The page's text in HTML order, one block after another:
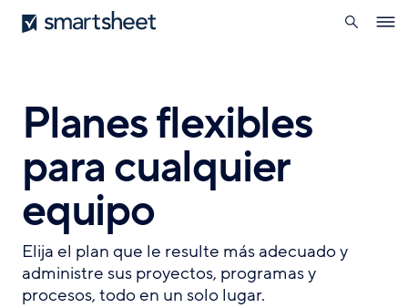
Pasar
al
Smartsheet
búsqueda
Planes flexibles
para cualquier
equipo
Elija el plan que le resulte más adecuado y
administre sus proyectos, programas y
procesos, todo en un solo lugar.